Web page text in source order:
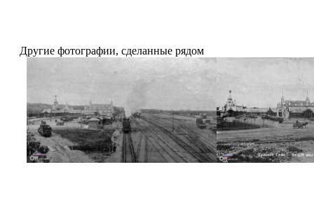
Другие фотографии, сделанные рядом